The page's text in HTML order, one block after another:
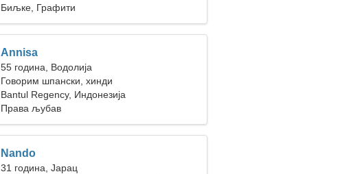
Биљке, Графити
Annisa
55 година, Водолија
Говорим шпански, хинди
Bantul Regency, Индонезија
Права љубав
Nando
31 година, Јарац